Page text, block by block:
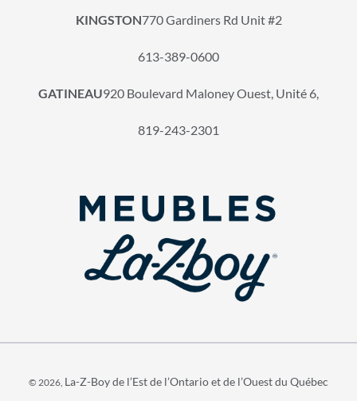
KINGSTON770 Gardiners Rd Unit #2
613-389-0600
GATINEAU920 Boulevard Maloney Ouest, Unité 6,
819-243-2301
© 2026, La-Z-Boy de l’Est de l’Ontario et de l’Ouest du Québec